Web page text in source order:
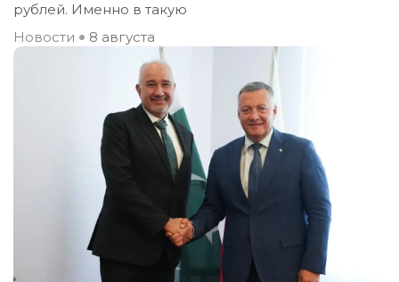
рублей. Именно в такую
Новости
8 августа